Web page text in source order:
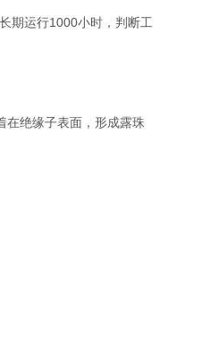
期运行1000小时，判断工
在绝缘子表面，形成露珠